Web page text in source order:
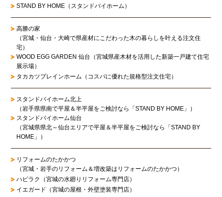
STAND BY HOME（スタンドバイホーム）
高勝の家
（宮城・仙台・大崎で県産材にこだわった木の暮らしを叶える注文住
宅）
WOOD EGG GARDEN 仙台（宮城県産木材を活用した新築一戸建て住宅
展示場）
タカカツプレインホーム（コスパに優れた規格型注文住宅）
スタンドバイホーム北上
（岩手県県南で平屋＆半平屋をご検討なら「STAND BY HOME」）
スタンドバイホーム仙台
（宮城県県北～仙台エリアで平屋＆半平屋をご検討なら「STAND BY
HOME」）
リフォームのたかかつ
（宮城・岩手のリフォーム＆増改築はリフォームのたかかつ）
ハピラク（宮城の水廻りリフォーム専門店）
イエガード（宮城の屋根・外壁塗装専門店）